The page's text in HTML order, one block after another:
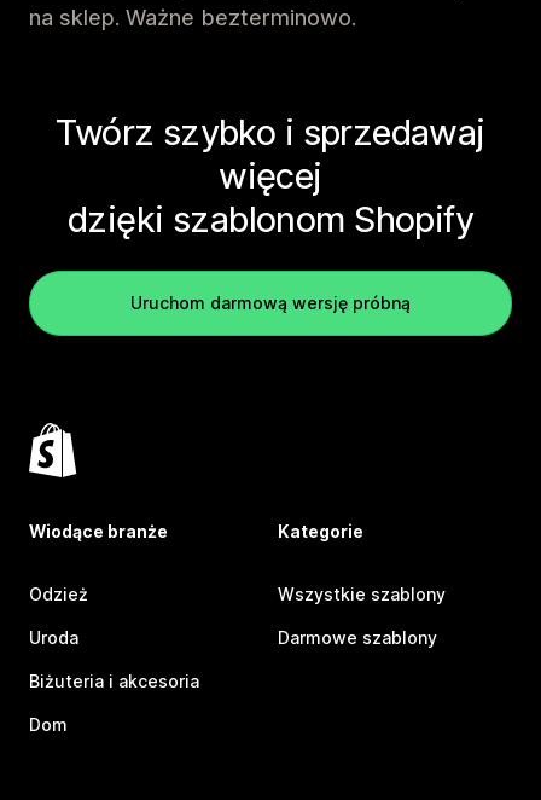
na sklep. Ważne bezterminowo.
Twórz szybko i sprzedawaj
więcej
dzięki szablonom Shopify
Uruchom darmową wersję próbną
Wiodące branże
Odzież
Uroda
Biżuteria i akcesoria
Dom
Kategorie
Wszystkie szablony
Darmowe szablony